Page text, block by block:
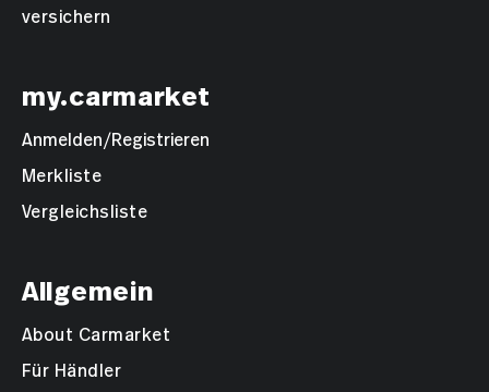
versichern
my.carmarket
Anmelden/Registrieren
Merkliste
Vergleichsliste
Allgemein
About Carmarket
Für Händler